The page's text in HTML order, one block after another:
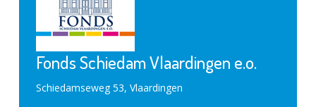
Fonds Schiedam Vlaardingen e.o.
Schiedamseweg 53, Vlaardingen